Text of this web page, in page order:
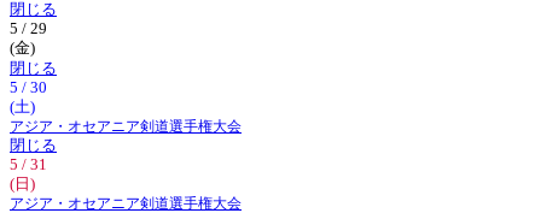
閉じる
5 / 29
(金)
閉じる
5 / 30
(土)
アジア・オセアニア剣道選手権大会
閉じる
5 / 31
(日)
アジア・オセアニア剣道選手権大会